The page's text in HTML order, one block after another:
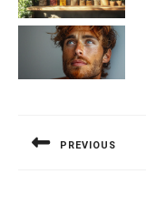
PREVIOUS